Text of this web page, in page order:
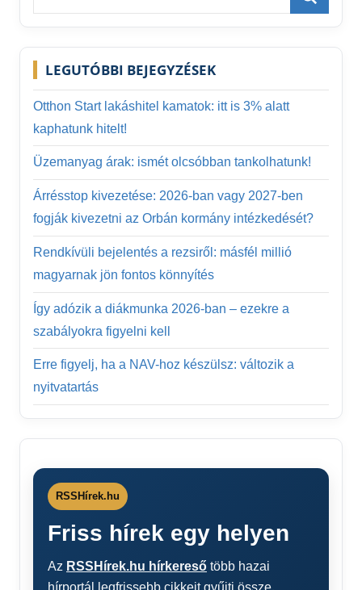
Search
LEGUTÓBBI BEJEGYZÉSEK
Otthon Start lakáshitel kamatok: itt is 3% alatt
kaphatunk hitelt!
Üzemanyag árak: ismét olcsóbban tankolhatunk!
Árrésstop kivezetése: 2026-ban vagy 2027-ben
fogják kivezetni az Orbán kormány intézkedését?
Rendkívüli bejelentés a rezsiről: másfél millió
magyarnak jön fontos könnyítés
Így adózik a diákmunka 2026-ban – ezekre a
szabályokra figyelni kell
Erre figyelj, ha a NAV-hoz készülsz: változik a
nyitvatartás
RSSHírek.hu
Friss hírek egy helyen
Az RSSHírek.hu hírkereső több hazai